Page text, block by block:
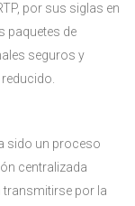
por sus siglas en
paquetes de
seguros y
sido un proceso
centralizada
transmitirse por la